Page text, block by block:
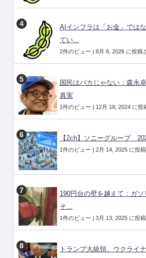
AIインフラは「お金」では
てい...
2件のビュー | 8月 8, 2026 に投稿
国民はバカじゃない：森永
真実
1件のビュー | 12月 18, 2024 に投
【2ch】ソニーグループ
1件のビュー | 2月 14, 2025 に投
190円台の壁を越えて：ガ
そ...
1件のビュー | 3月 13, 2025 に投
トランプ大統領、ウクライ